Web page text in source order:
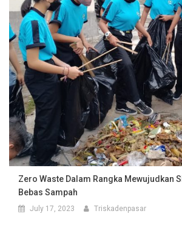
Zero Waste Dalam Rangka Mewujudkan
Bebas Sampah
July 17, 2023 Triskadenpasar